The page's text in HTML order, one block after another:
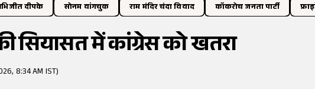
दीपके सोनम वांगचुक राम मंदिर चंदा विवाद कॉकरोच जनता पार्टी
सियासत में कांग्रेस को खतरा
8:34 AM IST)